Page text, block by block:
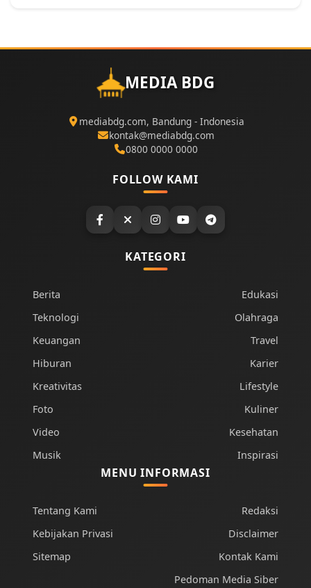
MEDIA BDG
mediabdg.com, Bandung - Indonesia
kontak@mediabdg.com
0800 0000 0000
FOLLOW KAMI
KATEGORI
Berita
Teknologi
Keuangan
Hiburan
Kreativitas
Foto
Video
Musik
Edukasi
Olahraga
Travel
Karier
Lifestyle
Kuliner
Kesehatan
Inspirasi
MENU INFORMASI
Tentang Kami
Kebijakan Privasi
Sitemap
Redaksi
Disclaimer
Kontak Kami
Pedoman Media Siber